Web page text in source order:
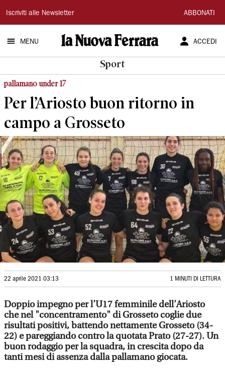
La
Nuova
Ferrara
Iscriviti alle Newsletter ABBONATI
MENU ACCEDI
Sport
pallamano under 17
Per l’Ariosto buon ritorno in
campo a Grosseto
22 aprile 2021 03:13 1 MINUTI DI LETTURA
Doppio impegno per l’U17 femminile dell’Ariosto
che nel "concentramento" di Grosseto coglie due
risultati positivi, battendo nettamente Grosseto (34-
22) e pareggiando contro la quotata Prato (27-27). Un
buon rodaggio per la squadra, in crescita dopo da
tanti mesi di assenza dalla pallamano giocata.